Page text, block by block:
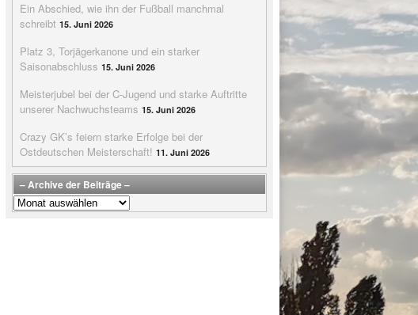
Ein Abschied, wie ihn der Fußball manchmal
schreibt 15. Juni 2026
Platz 3, Torjägerkanone und ein starker
Saisonabschluss 15. Juni 2026
Meisterjubel bei der C-Jugend und starke Auftritte
unserer Nachwuchsteams 15. Juni 2026
Crazy GK’s feiern starke Erfolge bei der
Ostdeutschen Meisterschaft! 11. Juni 2026
– Archive der Beiträge –
–
Archive